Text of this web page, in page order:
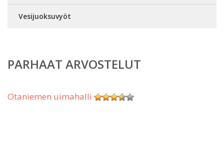
Vesijuoksuvyöt
PARHAAT ARVOSTELUT
Otaniemen uimahalli